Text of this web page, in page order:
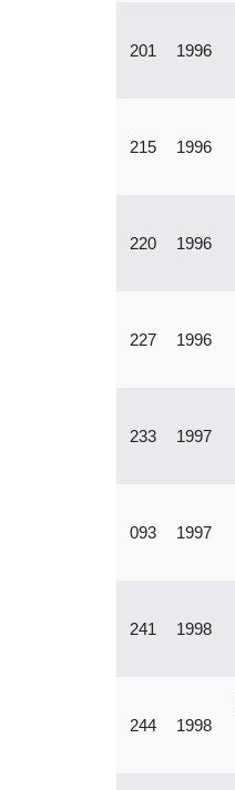
201 1996
215 1996
220 1996
227 1996
233 1997
093 1997
241 1998
244 1998